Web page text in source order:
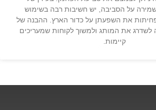
על הסביבה, יש חשיבות רבה בשימוש
את השפעתן על כדור הארץ. ההבנה של
לשדרג את המותג ולמשוך לקוחות שמעריכים
קיימות.